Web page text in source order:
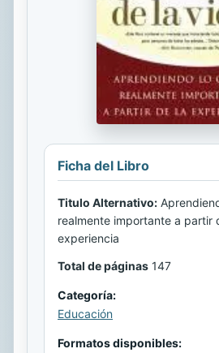
Ficha del Libro
Titulo Alternativo:
realmente importante a partir
experiencia
Total de páginas 147
Categoría:
Educación
Formatos disponibles: